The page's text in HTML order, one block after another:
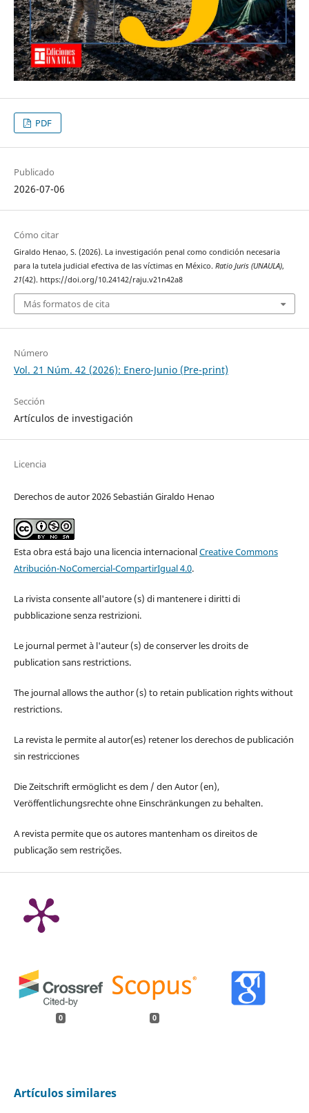
PDF
Publicado
2026-07-06
Cómo citar
Giraldo Henao, S. (2026). La investigación penal como condición necesaria
para la tutela judicial efectiva de las víctimas en México. Ratio Juris (UNAULA),
21(42). https://doi.org/10.24142/raju.v21n42a8
Más formatos de cita
Número
Vol. 21 Núm. 42 (2026): Enero-Junio (Pre-print)
Sección
Artículos de investigación
Licencia
Derechos de autor 2026 Sebastián Giraldo Henao
Esta obra está bajo una licencia internacionalCreative Commons
Atribución-NoComercial-CompartirIgual 4.0.
La rivista consente all'autore (s) di mantenere i diritti di
pubblicazione senza restrizioni.
Le journal permet à l'auteur (s) de conserver les droits de
publication sans restrictions.
The journal allows the author (s) to retain publication rights without
restrictions.
La revista le permite al autor(es) retener los derechos de publicación
sin restricciones
Die Zeitschrift ermöglicht es dem / den Autor (en),
Veröffentlichungsrechte ohne Einschränkungen zu behalten.
A revista permite que os autores mantenham os direitos de
publicação sem restrições.
0 0
Artículos similares